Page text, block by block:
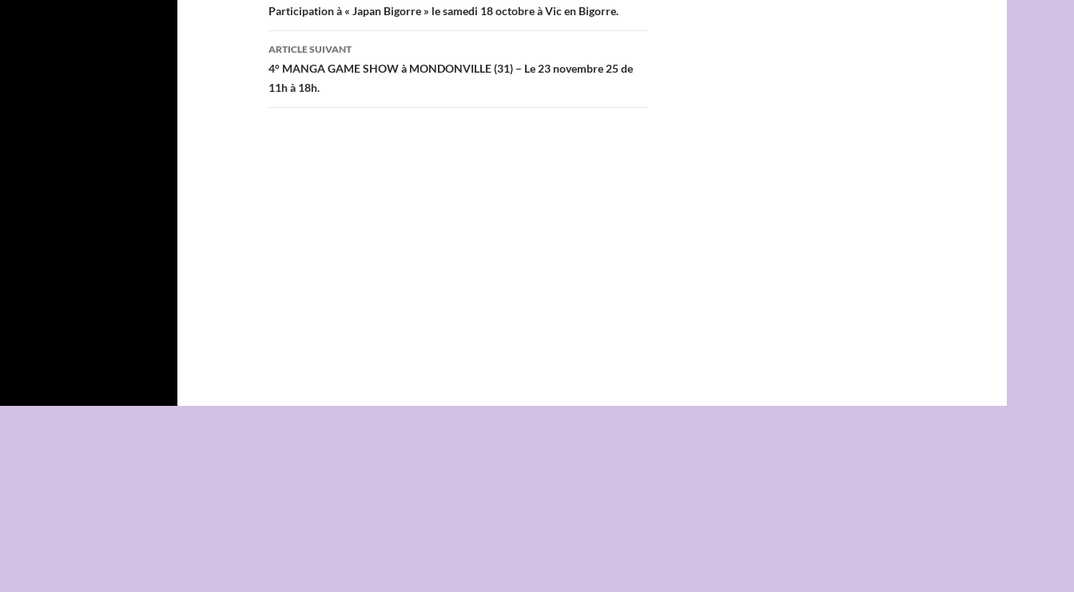
des
articles
Participation à « Japan Bigorre » le samedi 18 octobre à Vic en Bigorre.
ARTICLE SUIVANT
4° MANGA GAME SHOW à MONDONVILLE (31) – Le 23 novembre 25 de
11h à 18h.